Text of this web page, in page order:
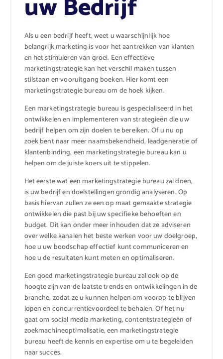
uw Bedrijf
Als u een bedrijf heeft, weet u waarschijnlijk hoe
belangrijk marketing is voor het aantrekken van klanten
en het stimuleren van groei. Een effectieve
marketingstrategie kan het verschil maken tussen
stilstaan en vooruitgang boeken. Hier komt een
marketingstrategie bureau om de hoek kijken.
Een marketingstrategie bureau is gespecialiseerd in het
ontwikkelen en implementeren van strategieën die uw
bedrijf helpen om zijn doelen te bereiken. Of u nu op
zoek bent naar meer naamsbekendheid, leadgeneratie of
klantenbinding, een marketingstrategie bureau kan u
helpen om de juiste koers uit te stippelen.
Het eerste wat een marketingstrategie bureau zal doen,
is uw bedrijf en doelstellingen grondig analyseren. Op
basis hiervan zullen ze een op maat gemaakte strategie
ontwikkelen die past bij uw specifieke behoeften en
budget. Dit kan onder meer inhouden dat ze adviseren
over welke kanalen het beste werken voor uw doelgroep,
hoe u uw boodschap effectief kunt communiceren en
hoe u de resultaten kunt meten en optimaliseren.
Een goed marketingstrategie bureau zal ook op de
hoogte zijn van de laatste trends en ontwikkelingen in de
branche, zodat ze u kunnen helpen om voorop te blijven
lopen en concurrentievoordeel te behalen. Of het nu
gaat om social media marketing, contentstrategieën of
zoekmachineoptimalisatie, een marketingstrategie
bureau heeft de kennis en expertise om u te begeleiden
naar succes.